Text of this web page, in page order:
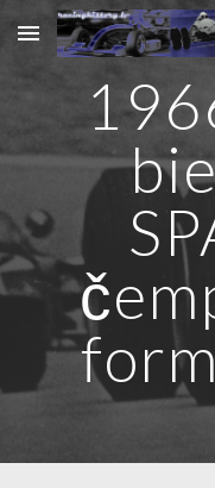
Skip to main content